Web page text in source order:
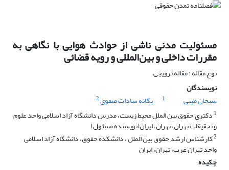
مسئولیت‌ مدنی ناشی از حوادث هوایی با نگاهی به
مقررات داخلی و بین‌المللی و رویه قضائی
نوع مقاله : مقاله ترویجی
نویسندگان
سبحان طیبی
1 یگانه سادات صفوی2
1 دکتری حقوق بین الملل محیط زیست، مدرس دانشگاه آزاد اسلامی واحد علوم
و تحقیقات تهران، تهران، ایران(نویسنده مسئول)
2کارشناس ارشد حقوق بین الملل ، دانشکده حقوق، دانشگاه آزاد اسلامی
واحد تهران غرب، تهران، ایران
چکیده